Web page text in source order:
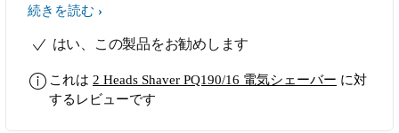
りやすいと思います。
続きを読む
はい、この製品をお勧めします
これは 2 Heads Shaver PQ190/16 電気シェーバー に対
するレビューです